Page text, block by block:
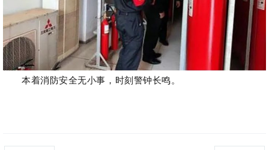
本着消防安全无小事，时刻警钟长鸣。